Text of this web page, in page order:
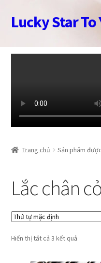
Đi
đến
hướng
Chuyển
đến
dung
Lucky Star To
Trang chủ
Cửa hàng
Tài khoản
Trang chủ Sản phẩm
Lắc chân
Hiển thị tất cả 3 kết quả